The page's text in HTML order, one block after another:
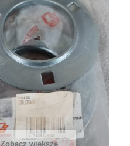
Zobacz większe